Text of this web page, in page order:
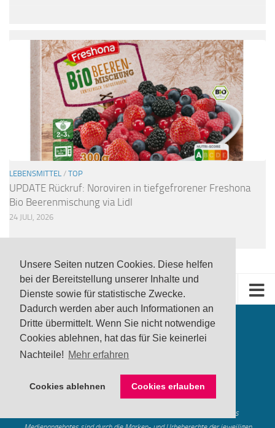
Unsere Seiten nutzen Cookies. Diese helfen
bei der Bereitstellung unserer Inhalte und
Dienste sowie für statistische Zwecke.
Dadurch werden aber auch Informationen an
Dritte übermittelt. Wenn Sie nicht notwendige
Cookies ablehnen, hat das für Sie keinerlei
Nachteile! Mehr erfahren
Cookies ablehnen Cookies erlauben
LEBENSMITTEL / TOP
UPDATE Rückruf: Noroviren in tiefgefrorener Freshona
Bio Beerenmischung via Lidl
24 JULI, 2026
produktwarnung.eu- 2007-2026
Made in Gerstetten |Medienzentrum Gerstetten
Alle genannten Marken, Warenzeichen und Logos innerhalb dieses